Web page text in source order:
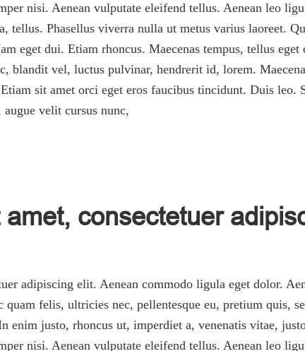
nisi. Aenean vulputate eleifend tellus. Aenean leo
tellus. Phasellus viverra nulla ut metus varius laoreet.
eget dui. Etiam rhoncus. Maecenas tempus, tellus
blandit vel, luctus pulvinar, hendrerit id, lorem.
sit amet orci eget eros faucibus tincidunt. Duis
augue velit cursus nunc,
consectetuer
adipiscing elit. Aenean commodo ligula eget dolor.
quam felis, ultricies nec, pellentesque eu, pretium quis,
enim justo, rhoncus ut, imperdiet a, venenatis vitae,
nisi. Aenean vulputate eleifend tellus. Aenean leo